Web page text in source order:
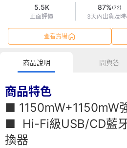
5.5K
正面評價
87%(72)
3天內出貨及
查看賣場
商品說明 問與答
商品特色
■ 1150mW+1150mW
■ Hi-Fi級USB/CD藍
換器